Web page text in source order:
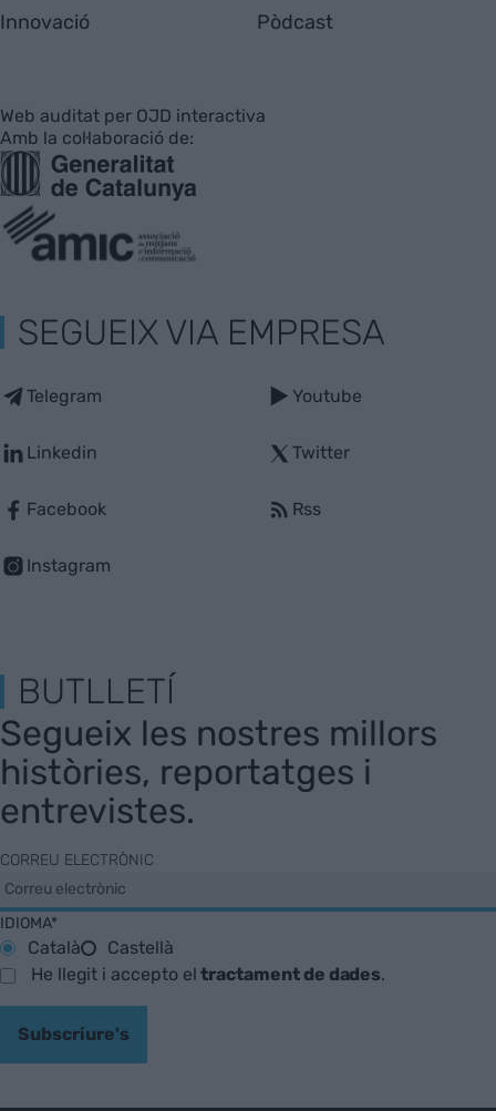
Innovació Pòdcast
Web auditat per OJD interactiva
Amb la col·laboració de:
SEGUEIX VIA EMPRESA
Telegram
Linkedin
Facebook
Instagram
Youtube
Twitter
Rss
BUTLLETÍ
Segueix les nostres millors
històries, reportatges i
entrevistes.
CORREU ELECTRÒNIC
IDIOMA*
Català
Castellà
He llegit i accepto eltractament de dades.
Subscriure's